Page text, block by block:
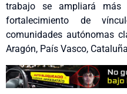
trabajo se ampliará
fortalecimiento de
comunidades autónomas
Aragón, País Vasco,